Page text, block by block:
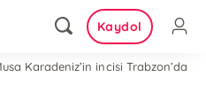
Kaydol
Karadeniz’in incisi Trabzon’da